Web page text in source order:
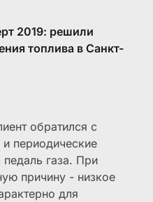
2019: решили
топлива в Санкт-
обратился с
периодические
газа. При
причину - низкое
для